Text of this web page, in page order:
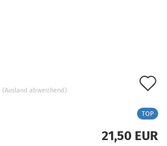
(Ausland abweichend)
TOP
21,50 EUR